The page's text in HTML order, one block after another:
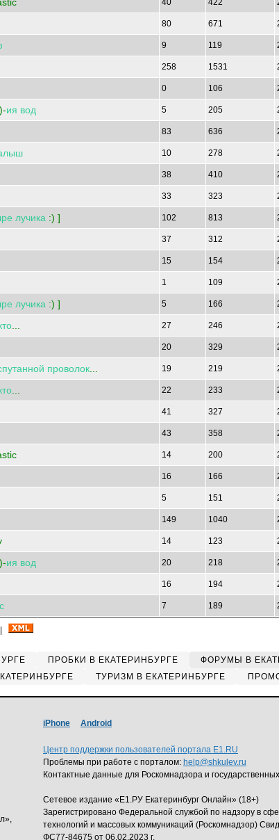
40 422
80 671
9 119
258 1531
0 106
ия вод 5 205
83 636
10 278
38 410
33 323
лучика :) ] 102 813
37 312
15 154
1 109
лучика :) ] 5 166
27 246
20 329
проволок 19 219
22 233
41 327
43 358
14 200
16 166
5 151
149 1040
14 123
ия вод 20 218
16 194
7 189
ПРОБКИ В ЕКАТЕРИНБУРГЕ ФОРУМЫ В
ТУРИЗМ В ЕКАТЕРИНБУРГЕ
iPhone Android
Центр поддержки пользователей портала E1.RU
Проблемы при работе с порталом: help@shkulev.ru
Контактные данные для Роскомнадзора и
Сетевое издание «Е1.РУ Екатеринбург Онлайн» (18+)
Зарегистрировано Федеральной службой по надзору в
технологий и массовых коммуникаций (Роскомнадзор)
ФС77-84675 от 06.02.2023 г.